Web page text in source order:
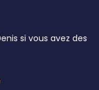
si vous avez des